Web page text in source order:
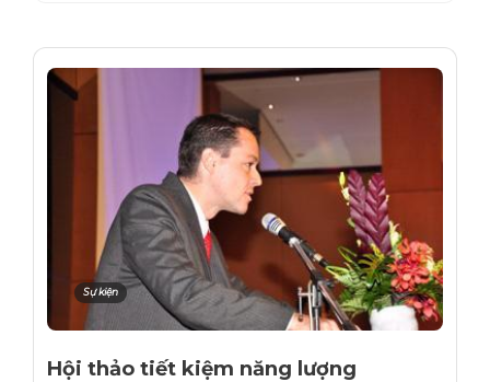
Sự kiện
Hội thảo tiết kiệm năng lượng